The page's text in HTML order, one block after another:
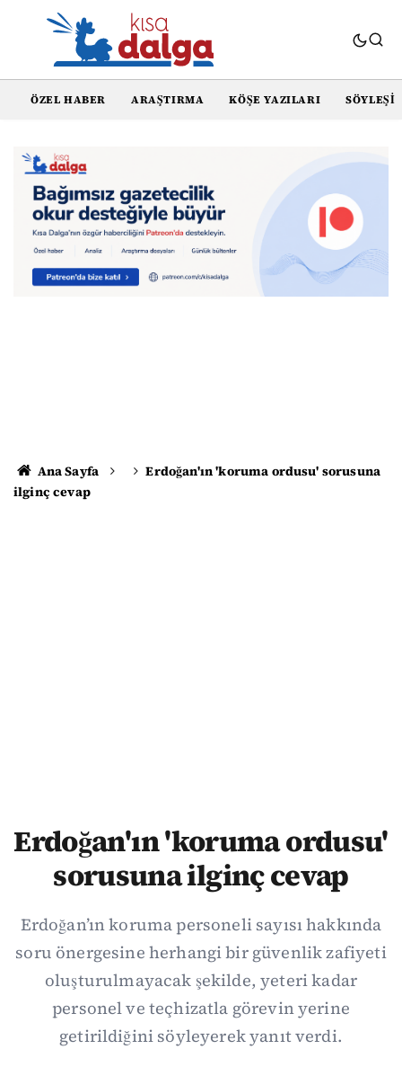
ÖZEL HABER ARAŞTIRMA KÖŞE YAZILARI SÖYLEŞI
Ana Sayfa
Erdoğan'ın 'koruma ordusu' sorusuna
ilginç cevap
Erdoğan'ın 'koruma ordusu'
sorusuna ilginç cevap
Erdoğan’ın koruma personeli sayısı hakkında
soru önergesine herhangi bir güvenlik zafiyeti
oluşturulmayacak şekilde, yeteri kadar
personel ve teçhizatla görevin yerine
getirildiğini söyleyerek yanıt verdi.